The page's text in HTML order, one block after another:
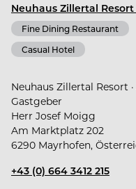
Das Neuhaus Zillertal
Mayrhofen gehört wie
jeder Stube und
spürbar wird.
Neuhaus Zillertal
Fine Dining Restaurant
Casual Hotel
Neuhaus Zillertal Resort
Gastgeber
Herr Josef Moigg
Am Marktplatz 202
6290 Mayrhofen,
+43 (0) 664 3412 215